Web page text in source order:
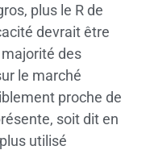
plus le R de
devrait être
des
le marché
proche de
soit dit en
utilisé